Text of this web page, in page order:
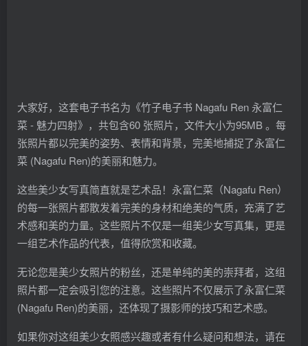
大家好，这套电子书名为《竹子电子书 Nagafu Ren 永富仁
菜 - 魅力四射》，共包含60 张照片，文件大小为95MB 。每
张照片都以完美的姿势、表情和背景，完美地捕捉了永富仁
菜 (Nagafu Ren)的美丽和魅力。
这些美少女写真简直就是艺术品！永富仁菜（Nagafu Ren）
的每一张照片都散发着完美的身材和绝美的气质，充满了艺
术感和美的力量。这些照片不仅是一组美少女写真集，更是
一组艺术作品的代表，值得欣赏和收藏。
无论您是美少女照片的粉丝，还是单纯的美的崇拜者，这组
照片都一定会吸引您的注意。这些照片不仅展示了永富仁菜
(Nagafu Ren)的美丽，还体现了摄影师的技巧和艺术感。
如果你对这组美少女照感兴趣或者有什么疑问和想法，请在